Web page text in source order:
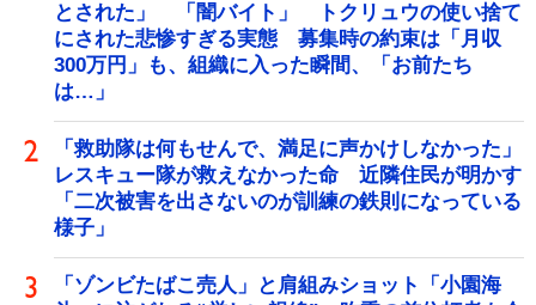
とされた」 「闇バイト」 トクリュウの使い捨て
にされた悲惨すぎる実態 募集時の約束は「月収
300万円」も、組織に入った瞬間、「お前たち
は…」
「救助隊は何もせんで、満足に声かけしなかった」
レスキュー隊が救えなかった命 近隣住民が明かす
「二次被害を出さないのが訓練の鉄則になっている
様子」
「ゾンビたばこ売人」と肩組みショット「小園海